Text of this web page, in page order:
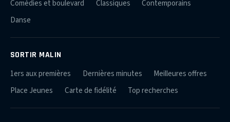
Comédies et boulevard
Classiques
Contemporains
Danse
SORTIR MALIN
1ers aux premières Dernières minutes
Meilleures offres
Place Jeunes
Carte de fidélité Top recherches